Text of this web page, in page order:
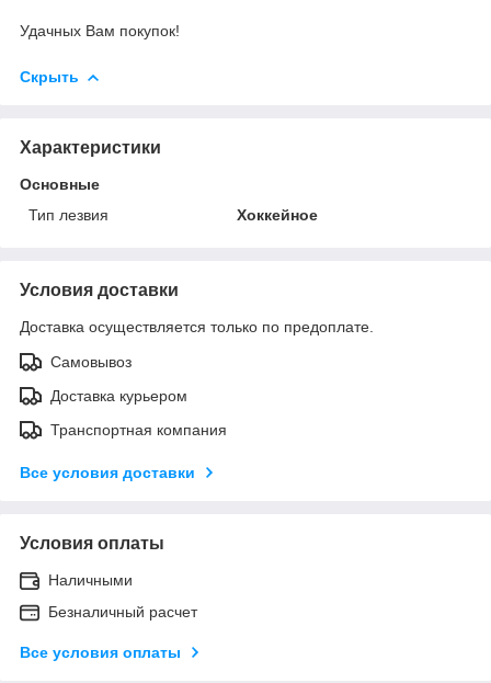
Удачных Вам покупок!
Скрыть
Характеристики
Основные
Тип лезвия
Хоккейное
Условия доставки
Доставка осуществляется только по предоплате.
Самовывоз
Доставка курьером
Транспортная компания
Все условия доставки
Условия оплаты
Наличными
Безналичный расчет
Все условия оплаты